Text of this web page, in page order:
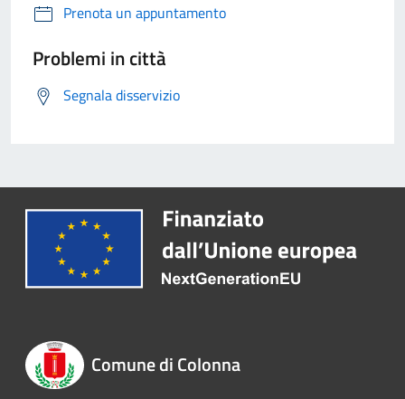
Prenota un appuntamento
Problemi in città
Segnala disservizio
Comune di Colonna